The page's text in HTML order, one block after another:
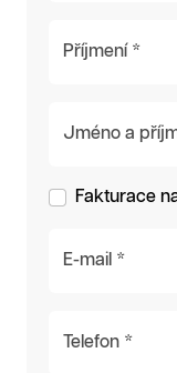
Příjmení *
Jméno a
Fakturace
E-mail *
Telefon *